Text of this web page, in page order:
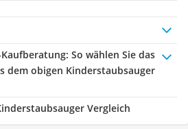
: So wählen Sie das
dem obigen Kinderstaubsauger
Vergleich